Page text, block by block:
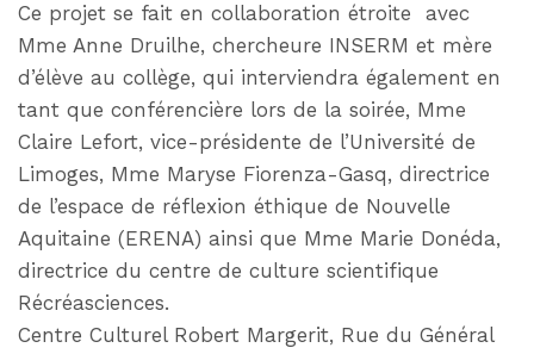
Ce projet se fait en collaboration étroite avec
Mme Anne Druilhe, chercheure INSERM et mère
d’élève au collège, qui interviendra également en
tant que conférencière lors de la soirée, Mme
Claire Lefort, vice-présidente de l’Université de
Limoges, Mme Maryse Fiorenza-Gasq, directrice
de l’espace de réflexion éthique de Nouvelle
Aquitaine (ERENA) ainsi que Mme Marie Donéda,
directrice du centre de culture scientifique
Récréasciences.
Centre Culturel Robert Margerit, Rue du Général